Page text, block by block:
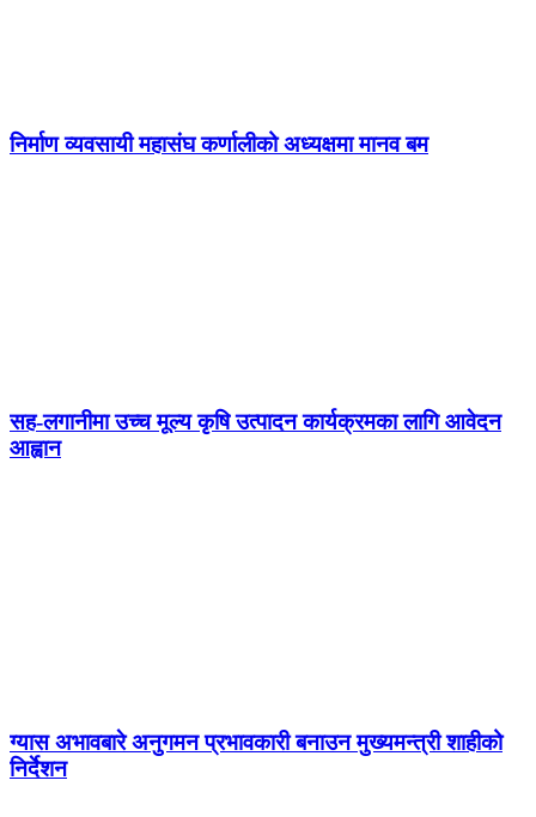
निर्माण व्यवसायी महासंघ कर्णालीको अध्यक्षमा मानव बम
सह-लगानीमा उच्च मूल्य कृषि उत्पादन कार्यक्रमका लागि आवेदन
आह्वान
ग्यास अभावबारे अनुगमन प्रभावकारी बनाउन मुख्यमन्त्री शाहीको
निर्देशन